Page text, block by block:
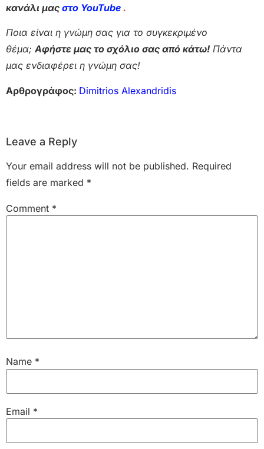
κανάλι μας στο YouTube .
Ποια είναι η γνώμη σας για το συγκεκριμένο
θέμα;Αφήστε μας το σχόλιο σας από κάτω! Πάντα
μας ενδιαφέρει η γνώμη σας!
Αρθρογράφος: Dimitrios Alexandridis
Leave a Reply
Your email address will not be published. Required
fields are marked *
Comment *
Name *
Email *